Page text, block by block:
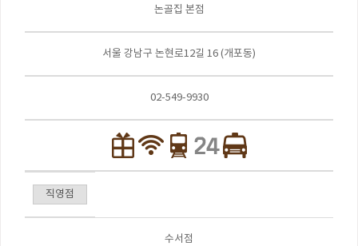
논골집 본점
서울 강남구 논현로12길 16 (개포동)
02-549-9930
직영점
수서점